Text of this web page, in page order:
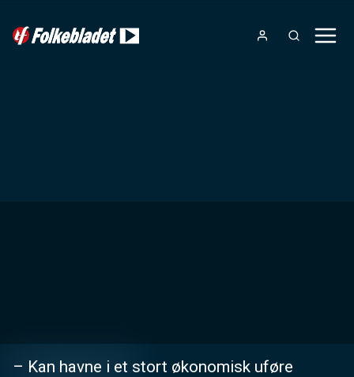
– Kan havne i et stort økonomisk uføre